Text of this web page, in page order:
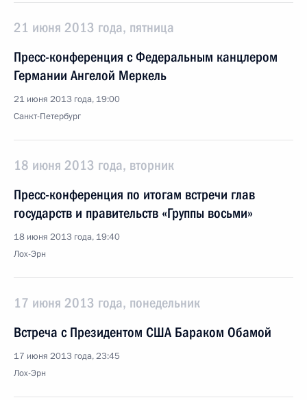
21 июня 2013 года, пятница
Пресс-конференция с Федеральным канцлером
Германии Ангелой Меркель
21 июня 2013 года, 19:00
Санкт-Петербург
18 июня 2013 года, вторник
Пресс-конференция по итогам встречи глав
государств и правительств «Группы восьми»
18 июня 2013 года, 19:40
Лох-Эрн
17 июня 2013 года, понедельник
Встреча с Президентом США Бараком Обамой
17 июня 2013 года, 23:45
Лох-Эрн